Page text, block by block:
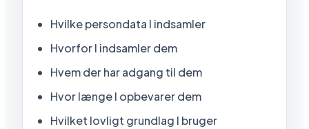
Hvilke persondata I indsamler
Hvorfor I indsamler dem
Hvem der har adgang til dem
Hvor længe I opbevarer dem
Hvilket lovligt grundlag I bruger